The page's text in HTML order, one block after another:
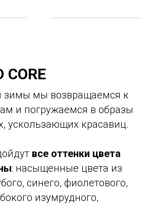
CORE
зимы мы возвращаемся к
и погружаемся в образы
ускользающих красавиц.
все оттенки цвета
: насыщенные цвета из
синего, фиолетового,
изумрудного,